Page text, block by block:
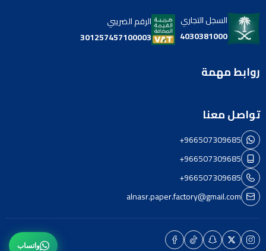
السجل التجاري
4030381000
الرقم الضريبي
301257457100003
روابط مهمة
تواصل معنا
+966507309685
+966507309685
+966507309685
alnasr.paper.factory@gmail.com
واتساب